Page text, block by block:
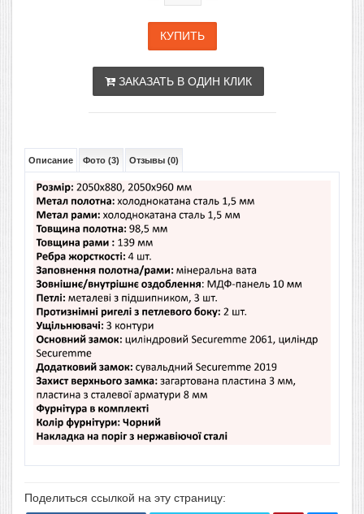
ЗАКАЗАТЬ В ОДИН КЛИК
Описание Фото (3) Отзывы (0)
Поделиться ссылкой на эту страницу: